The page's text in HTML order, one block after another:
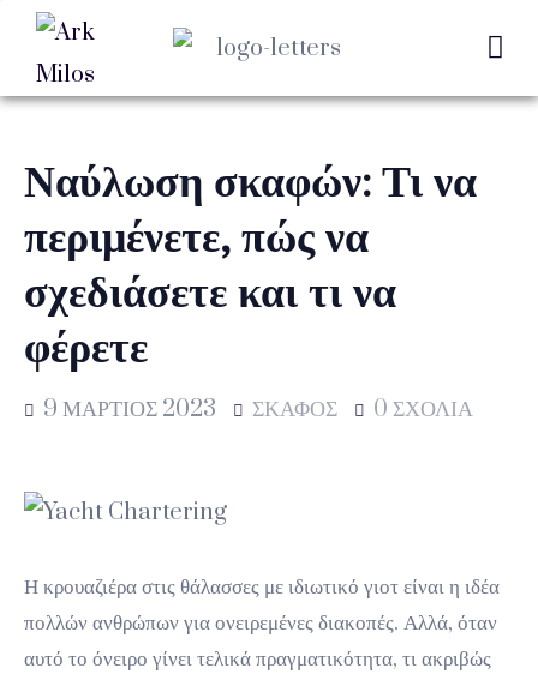
Ναύλωση σκαφών: Τι να
περιμένετε, πώς να
σχεδιάσετε και τι να
φέρετε
9 ΜΆΡΤΙΟΣ 2023 ΣΚΆΦΟΣ 0 ΣΧΟΛΙΑ
Η κρουαζιέρα στις θάλασσες με ιδιωτικό γιοτ είναι η ιδέα
πολλών ανθρώπων για ονειρεμένες διακοπές. Αλλά, όταν
αυτό το όνειρο γίνει τελικά πραγματικότητα, τι ακριβώς